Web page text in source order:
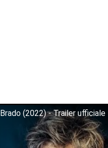
Brado (2022) - Trailer ufficiale